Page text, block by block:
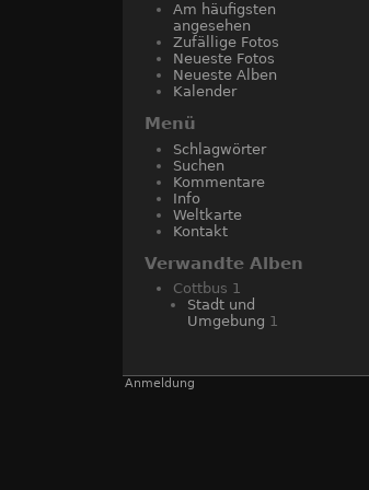
Am häufigsten
angesehen
Zufällige Fotos
Neueste Fotos
Neueste Alben
Kalender
Menü
Schlagwörter
Suchen
Kommentare
Info
Weltkarte
Kontakt
Verwandte Alben
Cottbus 1
Stadt und
Umgebung 1
Anmeldung